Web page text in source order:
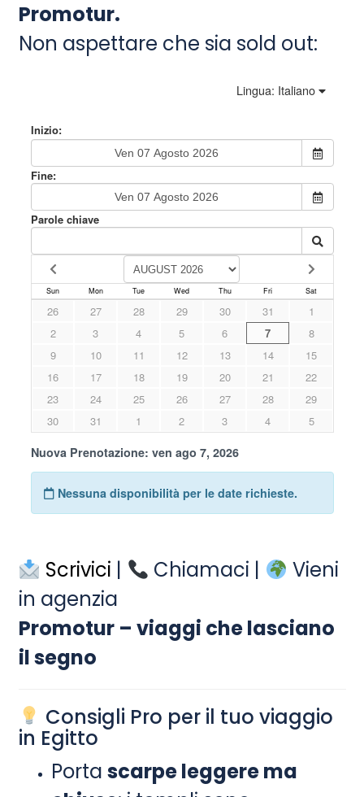
Promotur.
Non aspettare che sia sold out:
Scrivici | Chiamaci |
Vieni
in agenzia
Promotur – viaggi che lasciano
il segno
Consigli Pro per il tuo viaggio
in Egitto
Porta scarpe leggere ma